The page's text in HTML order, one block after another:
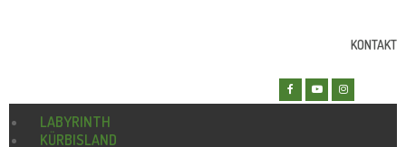
KONTAKT
LABYRINTH
KÜRBISLAND